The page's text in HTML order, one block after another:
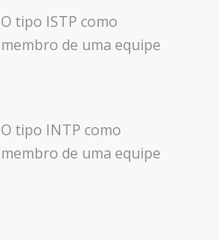
O tipo ISTP como
membro de uma equipe
O tipo INTP como
membro de uma equipe